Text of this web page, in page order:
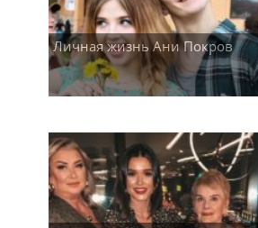
Личная жизнь Ани Покров